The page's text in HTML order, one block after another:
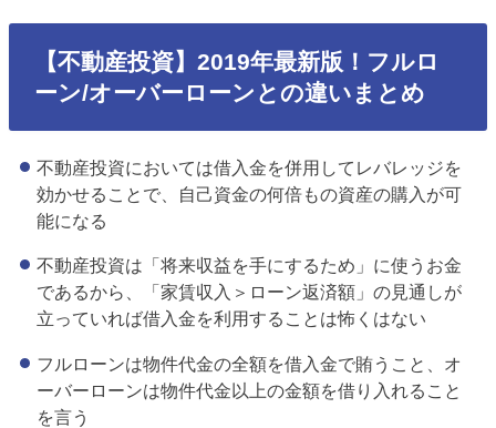
【不動産投資】2019年最新版！フルロ
ーン/オーバーローンとの違いまとめ
不動産投資においては借入金を併用してレバレッジを
効かせることで、自己資金の何倍もの資産の購入が可
能になる
不動産投資は「将来収益を手にするため」に使うお金
であるから、「家賃収入＞ローン返済額」の見通しが
立っていれば借入金を利用することは怖くはない
フルローンは物件代金の全額を借入金で賄うこと、オ
ーバーローンは物件代金以上の金額を借り入れること
を言う